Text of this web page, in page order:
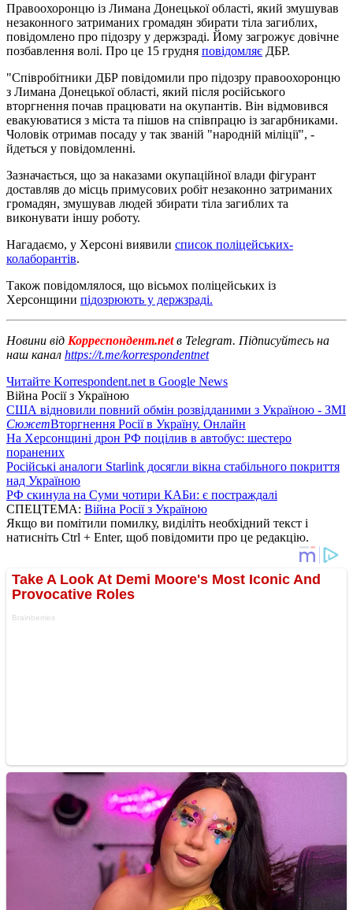
Правоохоронцю із Лимана Донецької області, який змушував
незаконного затриманих громадян збирати тіла загиблих,
повідомлено про підозру у держзраді. Йому загрожує довічне
позбавлення волі. Про це 15 грудня повідомляє ДБР.
"Співробітники ДБР повідомили про підозру правоохоронцю
з Лимана Донецької області, який після російського
вторгнення почав працювати на окупантів. Він відмовився
евакуюватися з міста та пішов на співпрацю із загарбниками.
Чоловік отримав посаду у так званій "народній міліції", -
йдеться у повідомленні.
Зазначається, що за наказами окупаційної влади фігурант
доставляв до місць примусових робіт незаконно затриманих
громадян, змушував людей збирати тіла загиблих та
виконувати іншу роботу.
Нагадаємо, у Херсоні виявили список поліцейських-
колаборантів.
Також повідомлялося, що вісьмох поліцейських із
Херсонщини підозрюють у держзраді.
Новини від Корреспондент.netв Telegram. Підписуйтесь на
наш канал https://t.me/korrespondentnet
Читайте Korrespondent.net в Google News
Війна Росії з Україною
США відновили повний обмін розвідданими з Україною - ЗМІ
СюжетВторгнення Росії в Україну. Онлайн
На Херсонщині дрон РФ поцілив в автобус: шестеро
поранених
Російські аналоги Starlink досягли вікна стабільного покриття
над Україною
РФ скинула на Суми чотири КАБи: є постраждалі
СПЕЦТЕМА: Війна Росії з Україною
Якщо ви помітили помилку, виділіть необхідний текст і
натисніть Ctrl + Enter, щоб повідомити про це редакцію.